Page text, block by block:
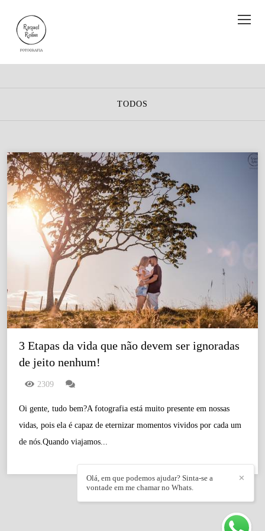
TODOS
3 Etapas da vida que não devem ser ignoradas
de jeito nenhum!
2309
Oi gente, tudo bem?A fotografia está muito presente em nossas
vidas, pois ela é capaz de eternizar momentos vividos por cada um
de nós.Quando viajamos...
✕
Olá, em que podemos ajudar? Sinta-se a
vontade em me chamar no Whats.